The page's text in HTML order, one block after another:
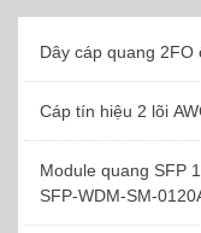
Dây cáp quang 2FO
Cáp tín hiệu 2 lõi
Module quang SFP
SFP-WDM-SM-